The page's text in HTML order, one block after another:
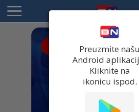
Preuzmite našu
Android
Kliknite na
ikonicu ispod.